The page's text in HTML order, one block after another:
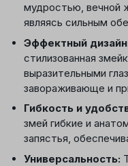
мудростью, вечной
являясь сильным
Эффектный
стилизованная
выразительными
завораживающе и
Гибкость и
змей гибкие и
запястья,
Универсальность: